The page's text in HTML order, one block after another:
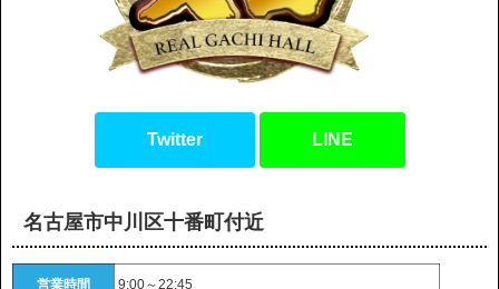
Twitter LINE
名古屋市中川区十番町付近
営業時間 9:00～22:45